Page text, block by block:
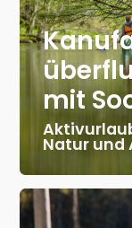
mit
Natur